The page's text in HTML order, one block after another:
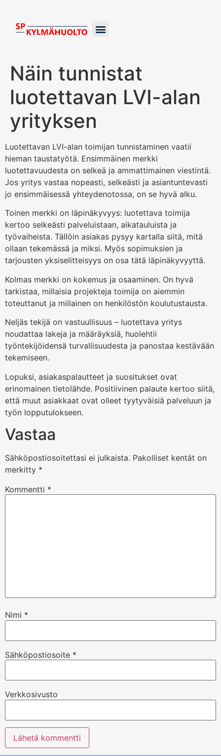
Näin tunnistat
luotettavan LVI-alan
yrityksen
Luotettavan LVI-alan toimijan tunnistaminen vaatii
hieman taustatyötä. Ensimmäinen merkki
luotettavuudesta on selkeä ja ammattimainen viestintä.
Jos yritys vastaa nopeasti, selkeästi ja asiantuntevasti
jo ensimmäisessä yhteydenotossa, on se hyvä alku.
Toinen merkki on läpinäkyvyys: luotettava toimija
kertoo selkeästi palveluistaan, aikatauluista ja
työvaiheista. Tällöin asiakas pysyy kartalla siitä, mitä
ollaan tekemässä ja miksi. Myös sopimuksien ja
tarjousten yksiselitteisyys on osa tätä läpinäkyvyyttä.
Kolmas merkki on kokemus ja osaaminen. On hyvä
tarkistaa, millaisia projekteja toimija on aiemmin
toteuttanut ja millainen on henkilöstön koulutustausta.
Neljäs tekijä on vastuullisuus – luotettava yritys
noudattaa lakeja ja määräyksiä, huolehtii
työntekijöidensä turvallisuudesta ja panostaa kestävään
tekemiseen.
Lopuksi, asiakaspalautteet ja suositukset ovat
erinomainen tietolähde. Positiivinen palaute kertoo siitä,
että muut asiakkaat ovat olleet tyytyväisiä palveluun ja
työn lopputulokseen.
Vastaa
Sähköpostiosoitettasi ei julkaista. Pakolliset kentät on
merkitty *
Kommentti *
Nimi *
Sähköpostiosoite *
Verkkosivusto